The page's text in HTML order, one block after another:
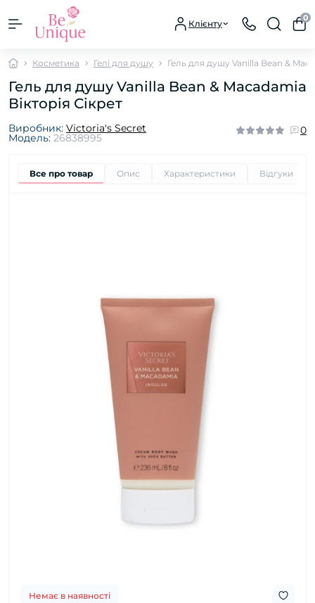
Клієнту
0
Косметика Гелі для душу Гель для душу Vanilla Bean &
Гель для душу Vanilla Bean & Macadamia
Вікторія Сікрет
Виробник: Victoria's Secret
Модель: 26838995
0
Все про товар Опис Характеристики Відгуки
Немає в наявності